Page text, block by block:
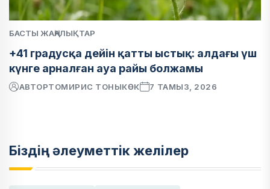
БАСТЫ ЖАҢАЛЫҚТАР
+41 градусқа дейін қатты ыстық: алдағы үш
күнге арналған ауа райы болжамы
АВТОРТОМИРИС ТОНЫКӨК 7 ТАМЫЗ, 2026
Біздің әлеуметтік желілер